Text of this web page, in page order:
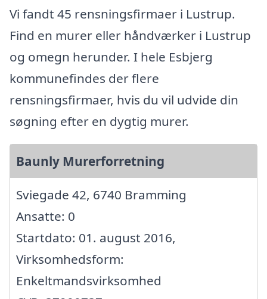
Vi fandt 45 rensningsfirmaer i Lustrup.
Find en murer eller håndværker i Lustrup
og omegn herunder. I hele Esbjerg
kommunefindes der flere
rensningsfirmaer, hvis du vil udvide din
søgning efter en dygtig murer.
Baunly Murerforretning
Sviegade 42, 6740 Bramming
Ansatte: 0
Startdato: 01. august 2016,
Virksomhedsform:
Enkeltmandsvirksomhed